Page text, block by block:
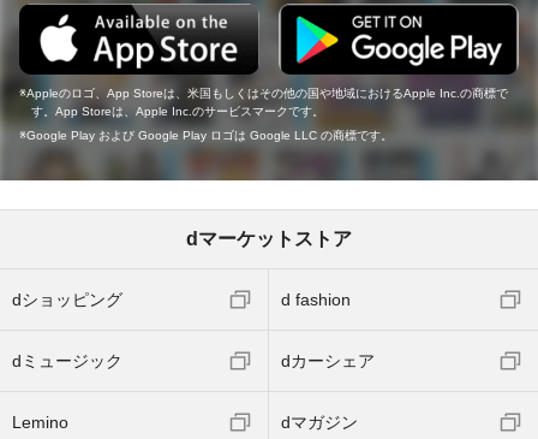
Appleのロゴ、App Storeは、米国もしくはその他の国や地域におけるApple Inc.の商標で
す。App Storeは、Apple Inc.のサービスマークです。
Google Play および Google Play ロゴは Google LLC の商標です。
dマーケットストア
dショッピング d fashion
dミュージック dカーシェア
Lemino dマガジン